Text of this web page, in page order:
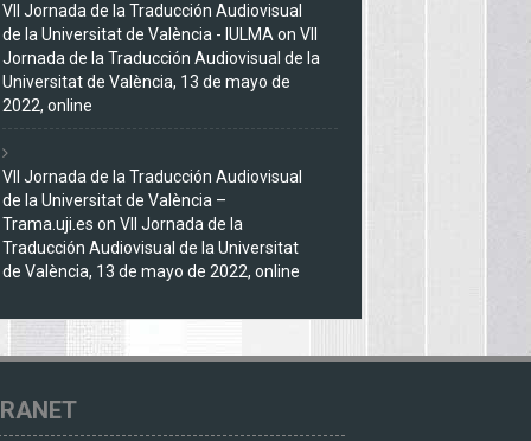
VII Jornada de la Traducción Audiovisual
de la Universitat de València - IULMAon VII
Jornada de la Traducción Audiovisual de la
Universitat de València, 13 de mayo de
2022, online
VII Jornada de la Traducción Audiovisual
de la Universitat de València –
Trama.uji.es on VII Jornada de la
Traducción Audiovisual de la Universitat
de València, 13 de mayo de 2022, online